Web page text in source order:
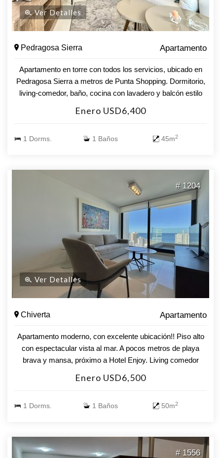
Ver Detalles
Pedragosa Sierra Apartamento
Apartamento en torre con todos los servicios, ubicado en
Pedragosa Sierra a metros de Punta Shopping. Dormitorio,
living-comedor, baño, cocina con lavadero y balcón estilo
Lavarropas. Wi-fi. Direct tv. Garage en subsuelo.
juegos, gimnasio, microcine, barbacoas, servicio de
Enero USD6,400
1 Dorms. 1 Baños 45m2
# 1204
Ver Detalles
Chiverta Apartamento
Apartamento moderno, con excelente ubicación!! Piso alto
con espectacular vista al mar. A pocos metros de playa
brava y mansa, próximo a Hotel Enjoy. Living comedor
Losa Radiante sectorizada. Aire acondicionado. Garage.
sauna, barbacoas, sala de juegos, recepción 24 hs,
Enero USD6,500
1 Dorms. 1 Baños 50m2
# 1556